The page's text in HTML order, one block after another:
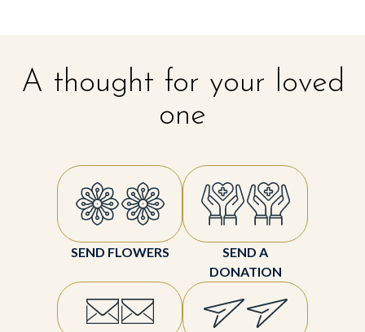
A thought for your loved
one
SEND FLOWERS
SEND A
DONATION